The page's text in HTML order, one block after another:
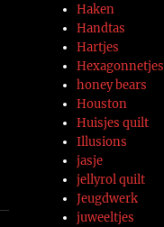
Haken
Handtas
Hartjes
Hexagonnetjes
honey bears
Houston
Huisjes quilt
Illusions
jasje
jellyrol quilt
Jeugdwerk
juweeltjes